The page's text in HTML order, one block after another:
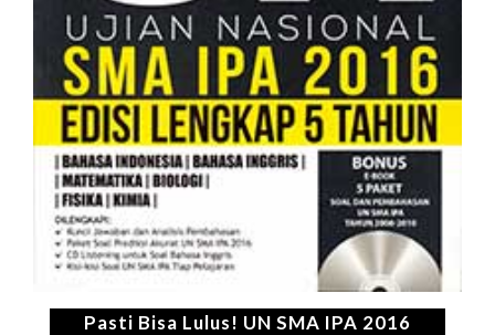
Pasti Bisa Lulus! UN SMA IPA 2016